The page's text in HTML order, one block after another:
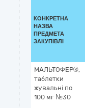
КОНКРЕТНА
НАЗВА
ПРЕДМЕТА
ЗАКУПІВЛІ
МАЛЬТОФЕР®,
таблетки
жувальні по
100 мг №30